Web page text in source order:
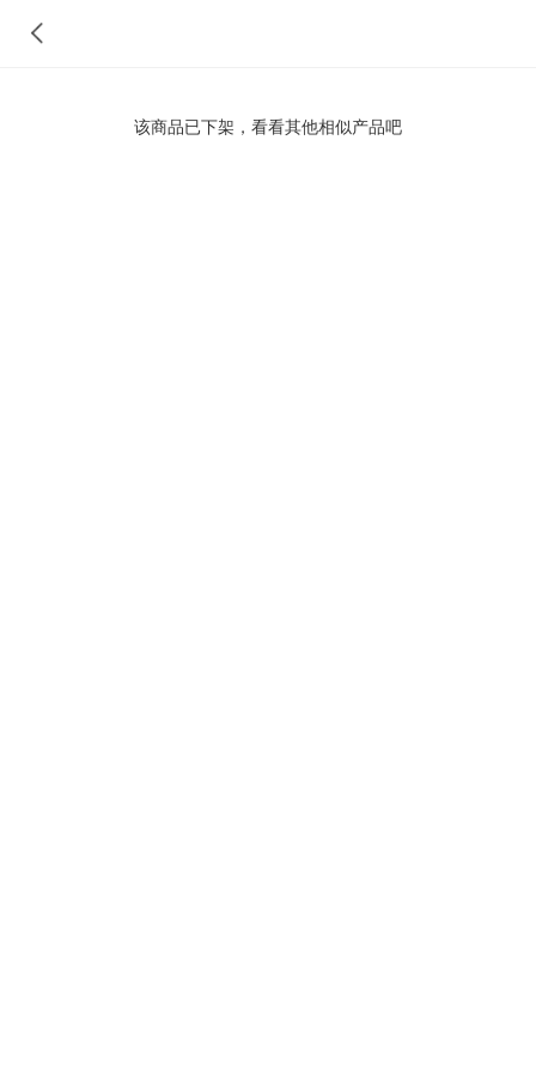
该商品已下架，看看其他相似产品吧